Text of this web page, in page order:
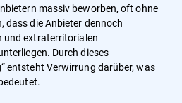
massiv beworben, oft ohne
dass die Anbieter dennoch
und extraterritorialen
Durch dieses
entsteht Verwirrung darüber, was